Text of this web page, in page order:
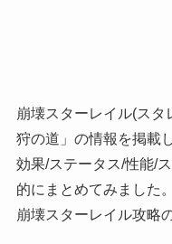
崩壊スターレイル(ス
狩の道」の情報を掲載
効果/ステータス/性能/
的にまとめてみました。
崩壊スターレイル攻略